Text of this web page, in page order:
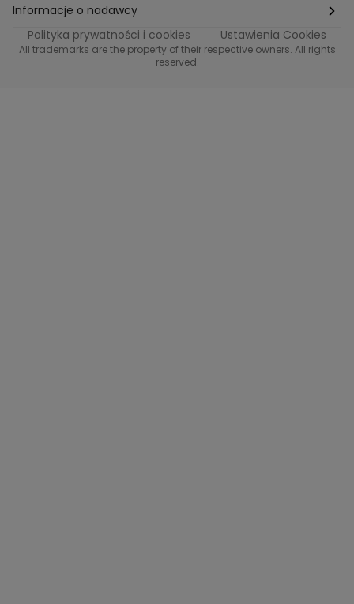
Supplier Diversity
Polityka podatkowa
Biuro Prasowe
Biuro Reklamy
Informacje o nadawcy
Informacje o nadawcy programu METRO
Polityka prywatności i cookies Ustawienia Cookies
All trademarks are the property of their respective owners. All rights
reserved.